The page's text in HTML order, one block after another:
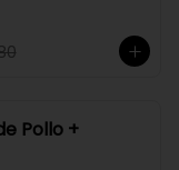
para llevar o
Pollo +